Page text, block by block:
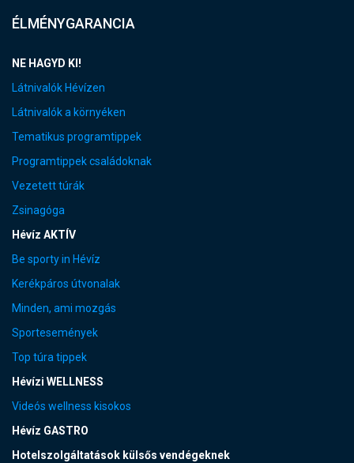
ÉLMÉNYGARANCIA
NE HAGYD KI!
Látnivalók Hévízen
Látnivalók a környéken
Tematikus programtippek
Programtippek családoknak
Vezetett túrák
Zsinagóga
Hévíz AKTÍV
Be sporty in Hévíz
Kerékpáros útvonalak
Minden, ami mozgás
Sportesemények
Top túra tippek
Hévízi WELLNESS
Videós wellness kisokos
Hévíz GASTRO
Hotelszolgáltatások külsős vendégeknek